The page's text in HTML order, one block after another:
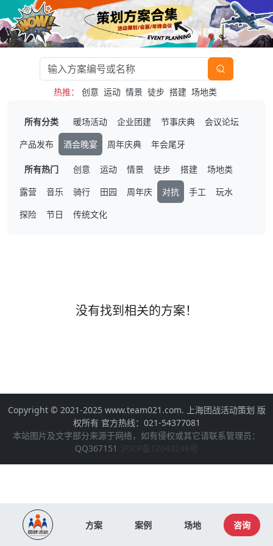
热推： 创意 运动 情景 徒步 搭建 场地类
所有分类 暖场活动 企业团建 节事庆典
会议论坛
产品发布
酒会晚宴 周年庆典 年会尾牙
所有热门 创意 运动 情景 徒步 搭建
场地类
露营
音乐 骑行 田园 周年庆 对抗 手工
玩水
探险
节日 传统文化
没有找到相关的方案！
Copyright © 2021-2025 www.team021.com. 上海团战活动策划 版
权所有 官方热线：021-54377081
本站图片及文字部分来源于网络，如有侵权或其它请联系管理员：
QQ367151
沪ICP备12043248号
方案 案例 场地 咨询